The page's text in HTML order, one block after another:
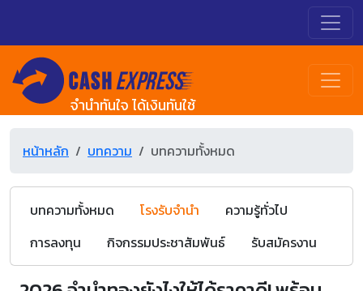
จำนำทันใจ ได้เงินทันใช้
หน้าหลัก บทความ บทความทั้งหมด
บทความทั้งหมด โรงรับจำนำ
ความรู้ทั่วไป
การลงทุน
กิจกรรมประชาสัมพันธ์ รับสมัครงาน